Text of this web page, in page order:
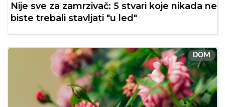
Nije sve za zamrzivač: 5 stvari koje nikada ne
biste trebali stavljati "u led"
DOM